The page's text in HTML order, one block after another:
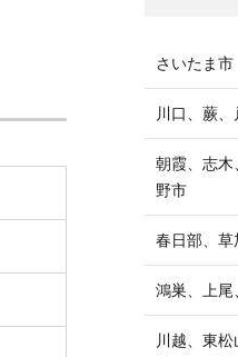
さいたま市
川口、蕨
朝霞、志木
野市
春日部、
鴻巣、上
川越、東